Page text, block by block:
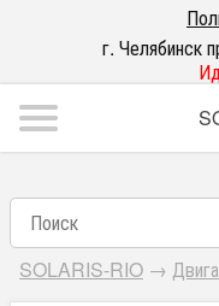
г. Челябинск
SOLARIS-RIO →